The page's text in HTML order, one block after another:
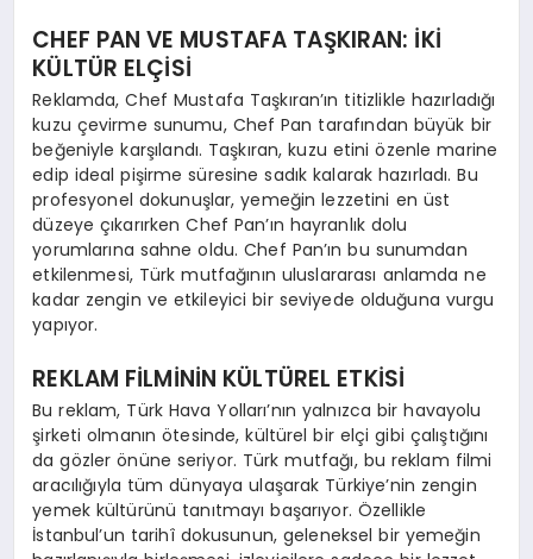
CHEF PAN VE MUSTAFA TAŞKIRAN: İKİ
KÜLTÜR ELÇİSİ
Reklamda, Chef Mustafa Taşkıran’ın titizlikle hazırladığı
kuzu çevirme sunumu, Chef Pan tarafından büyük bir
beğeniyle karşılandı. Taşkıran, kuzu etini özenle marine
edip ideal pişirme süresine sadık kalarak hazırladı. Bu
profesyonel dokunuşlar, yemeğin lezzetini en üst
düzeye çıkarırken Chef Pan’ın hayranlık dolu
yorumlarına sahne oldu. Chef Pan’ın bu sunumdan
etkilenmesi, Türk mutfağının uluslararası anlamda ne
kadar zengin ve etkileyici bir seviyede olduğuna vurgu
yapıyor.
REKLAM FİLMİNİN KÜLTÜREL ETKİSİ
Bu reklam, Türk Hava Yolları’nın yalnızca bir havayolu
şirketi olmanın ötesinde, kültürel bir elçi gibi çalıştığını
da gözler önüne seriyor. Türk mutfağı, bu reklam filmi
aracılığıyla tüm dünyaya ulaşarak Türkiye’nin zengin
yemek kültürünü tanıtmayı başarıyor. Özellikle
İstanbul’un tarihî dokusunun, geleneksel bir yemeğin